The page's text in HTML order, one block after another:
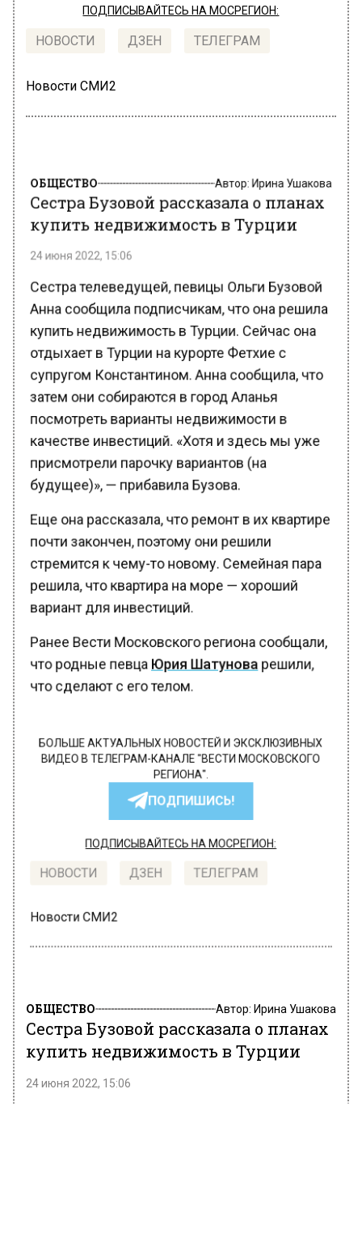
ПОДПИСЫВАЙТЕСЬ НА МОСРЕГИОН:
НОВОСТИ ДЗЕН ТЕЛЕГРАМ
Новости СМИ2
Сестра Бузовой рассказала о планах
купить недвижимость в Турции
Сестра телеведущей, певицы Ольги Бузовой
Анна сообщила подписчикам, что она решила
купить недвижимость в Турции. Сейчас она
отдыхает в Турции на курорте Фетхие с
супругом Константином. Анна сообщила, что
затем они собираются в город Аланья
посмотреть варианты недвижимости в
качестве инвестиций. «Хотя и здесь мы уже
присмотрели парочку вариантов (на
будущее)», — прибавила Бузова.
Еще она рассказала, что ремонт в их квартире
почти закончен, поэтому они решили
стремится к чему-то новому. Семейная пара
решила, что квартира на море — хороший
вариант для инвестиций.
Ранее Вести Московского региона сообщали,
что родные певца Юрия Шатунова решили,
что сделают с его телом.
БОЛЬШЕ АКТУАЛЬНЫХ НОВОСТЕЙ И ЭКСКЛЮЗИВНЫХ
ВИДЕО В ТЕЛЕГРАМ-КАНАЛЕ "ВЕСТИ МОСКОВСКОГО
РЕГИОНА".
ПОДПИШИСЬ!
ПОДПИСЫВАЙТЕСЬ НА МОСРЕГИОН:
НОВОСТИ ДЗЕН ТЕЛЕГРАМ
Новости СМИ2
ОБЩЕСТВО Автор: Ирина Ушакова
Сестра Бузовой рассказала о планах
купить недвижимость в Турции
24 июня 2022, 15:06